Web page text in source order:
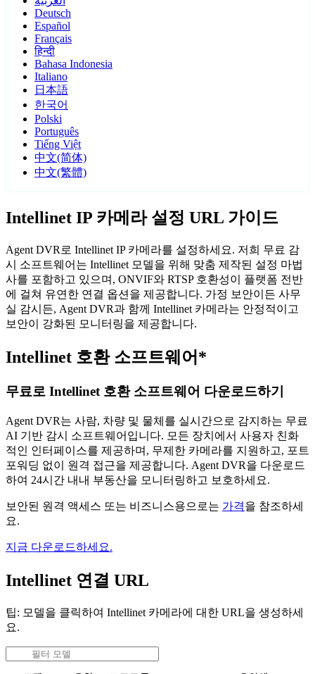
Deutsch
Español
Français
हिन्दी
Bahasa Indonesia
Italiano
日本語
한국어
Polski
Português
Tiếng Việt
中文(简体)
中文(繁體)
Intellinet IP 카메라 설정 URL 가이드
Agent DVR로 Intellinet IP 카메라를 설정하세요. 저희 무료 감
시 소프트웨어는 Intellinet 모델을 위해 맞춤 제작된 설정 마법
사를 포함하고 있으며, ONVIF와 RTSP 호환성이 플랫폼 전반
에 걸쳐 유연한 연결 옵션을 제공합니다. 가정 보안이든 사무
실 감시든, Agent DVR과 함께 Intellinet 카메라는 안정적이고
보안이 강화된 모니터링을 제공합니다.
Intellinet 호환 소프트웨어*
무료로 Intellinet 호환 소프트웨어 다운로드하기
Agent DVR는 사람, 차량 및 물체를 실시간으로 감지하는 무료
AI 기반 감시 소프트웨어입니다. 모든 장치에서 사용자 친화
적인 인터페이스를 제공하며, 무제한 카메라를 지원하고, 포트
포워딩 없이 원격 접근을 제공합니다. Agent DVR을 다운로드
하여 24시간 내내 부동산을 모니터링하고 보호하세요.
보안된 원격 액세스 또는 비즈니스용으로는 가격을 참조하세
요.
지금 다운로드하세요.
Intellinet 연결 URL
팁: 모델을 클릭하여 Intellinet 카메라에 대한 URL을 생성하세
요.